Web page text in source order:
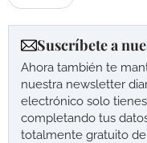
Suscríbete a
Ahora también te
nuestra newsletter
electrónico solo
completando tus
totalmente gratuito